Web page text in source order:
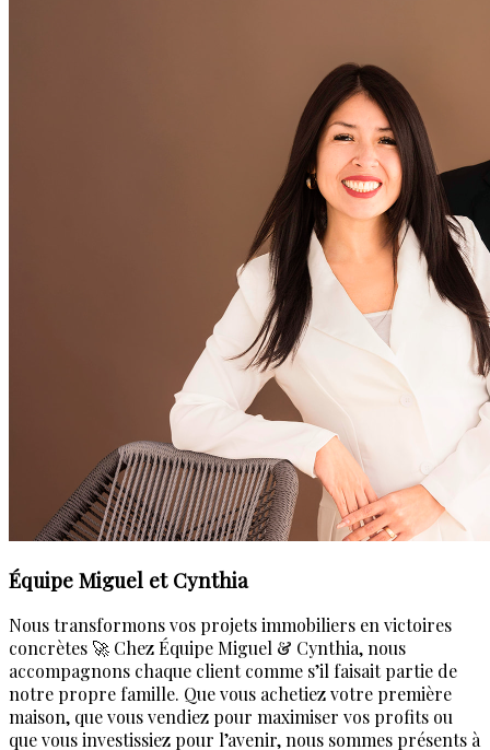
Équipe Miguel et Cynthia
Nous transformons vos projets immobiliers en victoires
concrètes 🚀 Chez Équipe Miguel & Cynthia, nous
accompagnons chaque client comme s’il faisait partie de
notre propre famille. Que vous achetiez votre première
maison, que vous vendiez pour maximiser vos profits ou
que vous investissiez pour l’avenir, nous sommes présents à